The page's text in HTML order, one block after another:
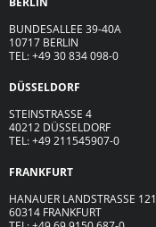
BUNDESALLEE 39-40A
10717 BERLIN
TEL: +49 30 834 098-0
DÜSSELDORF
STEINSTRASSE 4
40212 DÜSSELDORF
TEL: +49 211545907-0
FRANKFURT
HANAUER LANDSTRASSE 121
60314 FRANKFURT